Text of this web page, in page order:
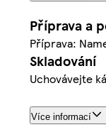
Příprava a
Příprava:
Skladování
Uchovávejte
Více informací